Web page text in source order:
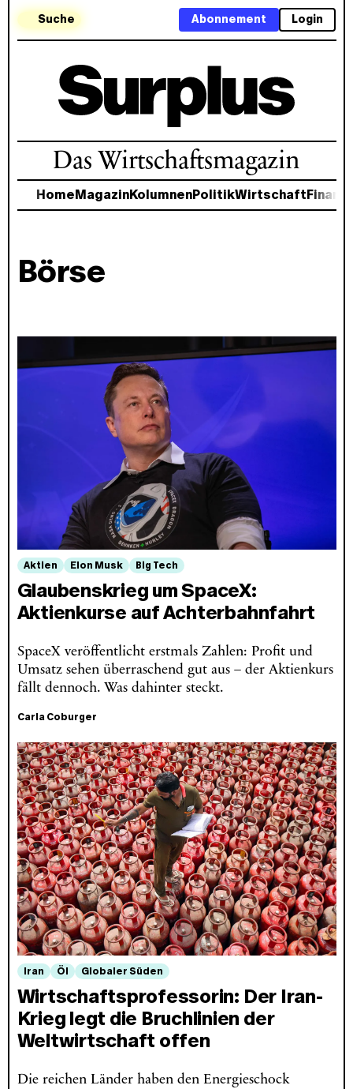
Suche Login
Abonnement
Das Wirtschaftsmagazin
Home MagazinKolumnenPolitikWirtschaft
Börse
Aktien Elon Musk Big Tech
Glaubenskrieg um SpaceX:
Aktienkurse auf Achterbahnfahrt
SpaceX veröffentlicht erstmals Zahlen: Profit und
Umsatz sehen überraschend gut aus – der Aktienkurs
fällt dennoch. Was dahinter steckt.
Carla Coburger
Iran Öl Globaler Süden
Wirtschaftsprofessorin: Der Iran-
Krieg legt die Bruchlinien der
Weltwirtschaft offen
Die reichen Länder haben den Energieschock